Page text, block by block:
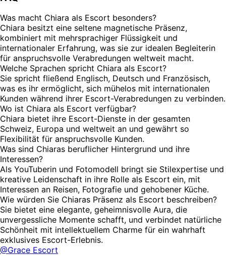
Was macht Chiara als Escort besonders?
Chiara besitzt eine seltene magnetische Präsenz,
kombiniert mit mehrsprachiger Flüssigkeit und
internationaler Erfahrung, was sie zur idealen Begleiterin
für anspruchsvolle Verabredungen weltweit macht.
Welche Sprachen spricht Chiara als Escort?
Sie spricht fließend Englisch, Deutsch und Französisch,
was es ihr ermöglicht, sich mühelos mit internationalen
Kunden während ihrer Escort-Verabredungen zu verbinden.
Wo ist Chiara als Escort verfügbar?
Chiara bietet ihre Escort-Dienste in der gesamten
Schweiz, Europa und weltweit an und gewährt so
Flexibilität für anspruchsvolle Kunden.
Was sind Chiaras beruflicher Hintergrund und ihre
Interessen?
Als YouTuberin und Fotomodell bringt sie Stilexpertise und
kreative Leidenschaft in ihre Rolle als Escort ein, mit
Interessen an Reisen, Fotografie und gehobener Küche.
Wie würden Sie Chiaras Präsenz als Escort beschreiben?
Sie bietet eine elegante, geheimnisvolle Aura, die
unvergessliche Momente schafft, und verbindet natürliche
Schönheit mit intellektuellem Charme für ein wahrhaft
exklusives Escort-Erlebnis.
@Grace Escort